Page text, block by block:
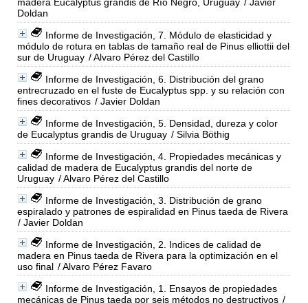
Doldan
Informe de Investigación, 7. Módulo de elasticidad y
módulo de rotura en tablas de tamaño real de Pinus elliottii del
sur de Uruguay / Alvaro Pérez del Castillo
Informe de Investigación, 6. Distribución del grano
entrecruzado en el fuste de Eucalyptus spp. y su relación con
fines decorativos / Javier Doldan
Informe de Investigación, 5. Densidad, dureza y color
de Eucalyptus grandis de Uruguay / Silvia Böthig
Informe de Investigación, 4. Propiedades mecánicas y
calidad de madera de Eucalyptus grandis del norte de
Uruguay / Alvaro Pérez del Castillo
Informe de Investigación, 3. Distribución de grano
espiralado y patrones de espiralidad en Pinus taeda de Rivera
/ Javier Doldan
Informe de Investigación, 2. Indices de calidad de
madera en Pinus taeda de Rivera para la optimización en el
uso final / Alvaro Pérez Favaro
Informe de Investigación, 1. Ensayos de propiedades
mecánicas de Pinus taeda por seis métodos no destructivos /